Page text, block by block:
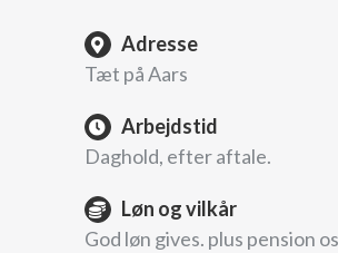
Adresse
Tæt på Aars
Arbejdstid
Daghold, efter aftale.
Løn og vilkår
God løn gives. plus pension